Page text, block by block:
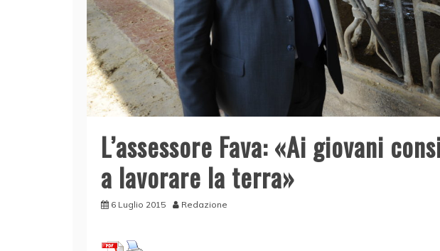
L’assessore Fava: «Ai giovani
a lavorare la terra»
6 Luglio 2015 Redazione